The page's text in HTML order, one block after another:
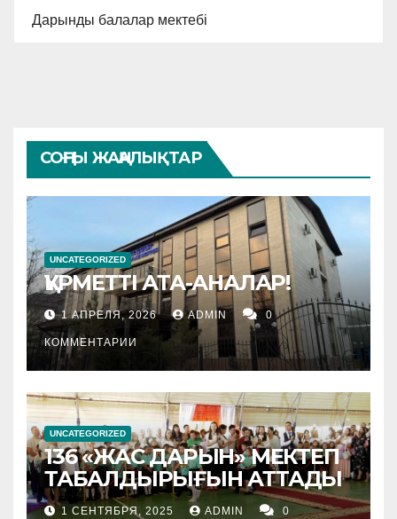
Дарынды балалар мектебі
СОҢҒЫ ЖАҢАЛЫҚТАР
UNCATEGORIZED
ҚҰРМЕТТІ АТА-АНАЛАР!
1 АПРЕЛЯ, 2026 ADMIN 0
КОММЕНТАРИИ
UNCATEGORIZED
136 «ЖАС ДАРЫН» МЕКТЕП
ТАБАЛДЫРЫҒЫН АТТАДЫ
1 СЕНТЯБРЯ, 2025 ADMIN 0